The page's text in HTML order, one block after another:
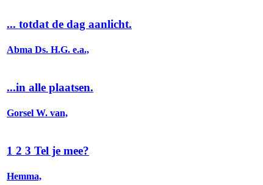
... totdat de dag aanlicht.
Abma Ds. H.G. e.a.,
...in alle plaatsen.
Gorsel W. van,
1 2 3 Tel je mee?
Hemma,